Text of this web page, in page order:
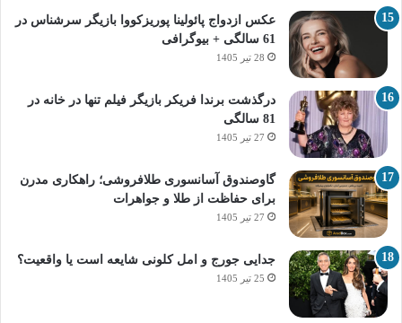
عکس ازدواج پائولینا پوریزکووا بازیگر سرشناس در
61 سالگی + بیوگرافی
28 تیر 1405
درگذشت برندا فریکر بازیگر فیلم تنها در خانه در
81 سالگی
27 تیر 1405
گاوصندوق آسانسوری طلافروشی؛ راهکاری مدرن
برای حفاظت از طلا و جواهرات
27 تیر 1405
جدایی جورج و امل کلونی شایعه است یا واقعیت؟
25 تیر 1405